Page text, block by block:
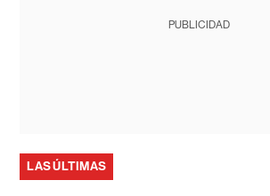
PUBLICIDAD
LAS ÚLTIMAS